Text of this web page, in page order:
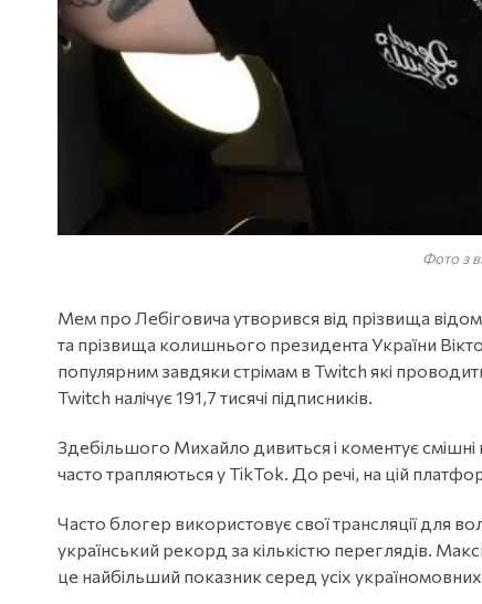
Фото з
Мем про Лебіговича утворився від прізвища
та прізвища колишнього президента України
популярним завдяки стрімам в Twitch які
Twitch налічує 191,7 тисячі підписників.
Здебільшого Михайло дивиться і коментує
часто трапляються у TikTok. До речі, на цій
Часто блогер використовує свої трансляції для
український рекорд за кількістю переглядів.
це найбільший показник серед усіх